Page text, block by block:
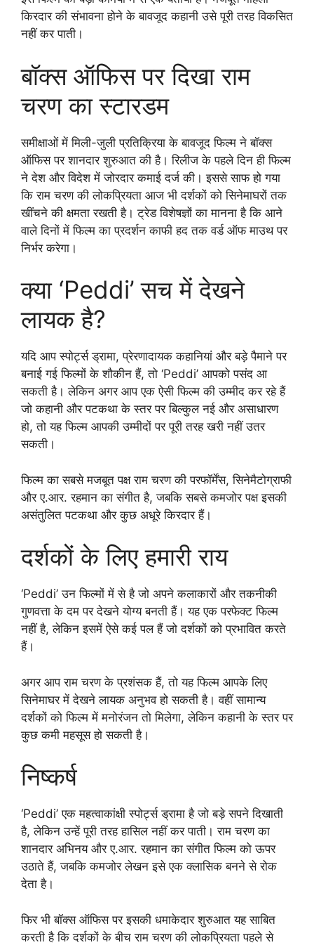
किरदार की संभावना होने के बावजूद कहानी उसे पूरी तरह विकसित
नहीं कर पाती।
बॉक्स ऑफिस पर दिखा राम
चरण का स्टारडम
समीक्षाओं में मिली-जुली प्रतिक्रिया के बावजूद फिल्म ने बॉक्स
ऑफिस पर शानदार शुरुआत की है। रिलीज के पहले दिन ही फिल्म
ने देश और विदेश में जोरदार कमाई दर्ज की। इससे साफ हो गया
कि राम चरण की लोकप्रियता आज भी दर्शकों को सिनेमाघरों तक
खींचने की क्षमता रखती है। ट्रेड विशेषज्ञों का मानना है कि आने
वाले दिनों में फिल्म का प्रदर्शन काफी हद तक वर्ड ऑफ माउथ पर
निर्भर करेगा।
क्या ‘Peddi’ सच में देखने
लायक है?
यदि आप स्पोर्ट्स ड्रामा, प्रेरणादायक कहानियां और बड़े पैमाने पर
बनाई गई फिल्मों के शौकीन हैं, तो ‘Peddi’ आपको पसंद आ
सकती है। लेकिन अगर आप एक ऐसी फिल्म की उम्मीद कर रहे हैं
जो कहानी और पटकथा के स्तर पर बिल्कुल नई और असाधारण
हो, तो यह फिल्म आपकी उम्मीदों पर पूरी तरह खरी नहीं उतर
सकती।
फिल्म का सबसे मजबूत पक्ष राम चरण की परफॉर्मेंस, सिनेमैटोग्राफी
और ए.आर. रहमान का संगीत है, जबकि सबसे कमजोर पक्ष इसकी
असंतुलित पटकथा और कुछ अधूरे किरदार हैं।
दर्शकों के लिए हमारी राय
‘Peddi’ उन फिल्मों में से है जो अपने कलाकारों और तकनीकी
गुणवत्ता के दम पर देखने योग्य बनती हैं। यह एक परफेक्ट फिल्म
नहीं है, लेकिन इसमें ऐसे कई पल हैं जो दर्शकों को प्रभावित करते
हैं।
अगर आप राम चरण के प्रशंसक हैं, तो यह फिल्म आपके लिए
सिनेमाघर में देखने लायक अनुभव हो सकती है। वहीं सामान्य
दर्शकों को फिल्म में मनोरंजन तो मिलेगा, लेकिन कहानी के स्तर पर
कुछ कमी महसूस हो सकती है।
निष्कर्ष
‘Peddi’ एक महत्वाकांक्षी स्पोर्ट्स ड्रामा है जो बड़े सपने दिखाती
है, लेकिन उन्हें पूरी तरह हासिल नहीं कर पाती। राम चरण का
शानदार अभिनय और ए.आर. रहमान का संगीत फिल्म को ऊपर
उठाते हैं, जबकि कमजोर लेखन इसे एक क्लासिक बनने से रोक
देता है।
फिर भी बॉक्स ऑफिस पर इसकी धमाकेदार शुरुआत यह साबित
करती है कि दर्शकों के बीच राम चरण की लोकप्रियता पहले से